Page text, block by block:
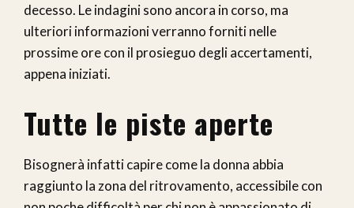
decesso. Le indagini sono ancora in corso, ma
ulteriori informazioni verranno forniti nelle
prossime ore con il prosieguo degli accertamenti,
appena iniziati.
Tutte le piste aperte
Bisognerà infatti capire come la donna abbia
raggiunto la zona del ritrovamento, accessibile con